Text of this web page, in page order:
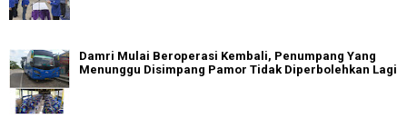
Damri Mulai Beroperasi Kembali, Penumpang Yang
Menunggu Disimpang Pamor Tidak Diperbolehkan Lagi